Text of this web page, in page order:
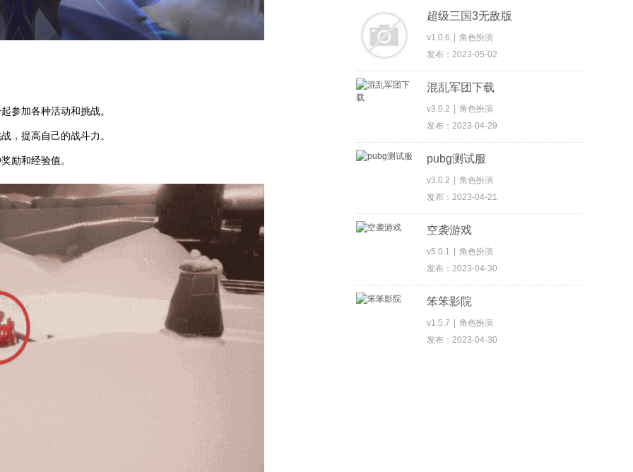
参加各种活动和挑战。
，提高自己的战斗力。
励和经验值。
超级三国3无敌版
v1.0.6
角色扮演
发布：2023-05-02
混乱军团下载
v3.0.2
角色扮演
发布：2023-04-29
pubg测试服
v3.0.2
角色扮演
发布：2023-04-21
空袭游戏
v5.0.1
角色扮演
发布：2023-04-30
笨笨影院
v1.5.7
角色扮演
发布：2023-04-30